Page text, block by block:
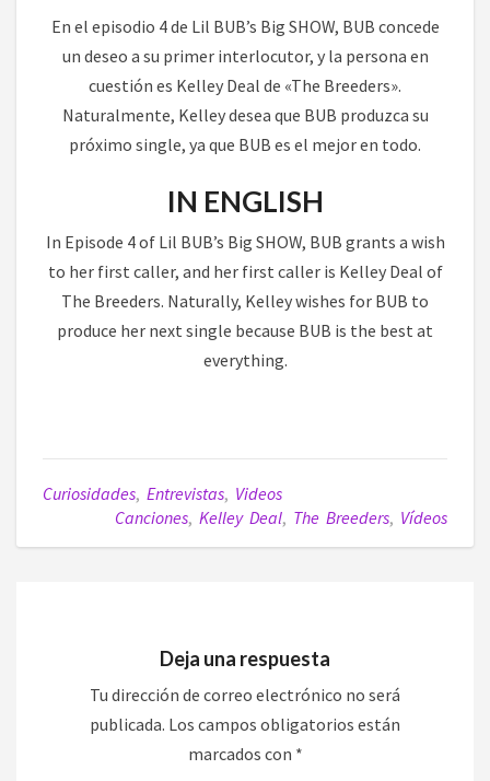
En el episodio 4 de Lil BUB’s Big SHOW, BUB concede
un deseo a su primer interlocutor, y la persona en
cuestión es Kelley Deal de «The Breeders».
Naturalmente, Kelley desea que BUB produzca su
próximo single, ya que BUB es el mejor en todo.
IN ENGLISH
In Episode 4 of Lil BUB’s Big SHOW, BUB grants a wish
to her first caller, and her first caller is Kelley Deal of
The Breeders. Naturally, Kelley wishes for BUB to
produce her next single because BUB is the best at
everything.
Curiosidades, Entrevistas, Videos
Canciones, Kelley Deal, The Breeders, Vídeos
Deja una respuesta
Tu dirección de correo electrónico no será
publicada. Los campos obligatorios están
marcados con *